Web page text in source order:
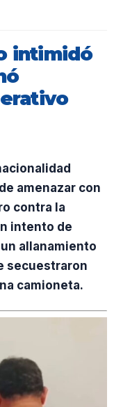
intimidó
amenazar con
contra la
intento de
allanamiento
secuestraron
camioneta.